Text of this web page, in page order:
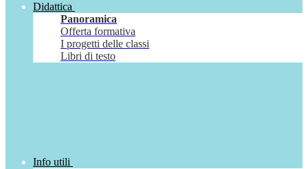
Didattica
Panoramica
Offerta formativa
I progetti delle classi
Libri di testo
Info utili